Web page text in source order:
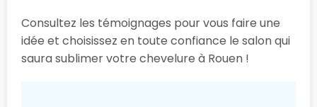
Consultez les témoignages pour vous faire une
idée et choisissez en toute confiance le salon qui
saura sublimer votre chevelure à Rouen !